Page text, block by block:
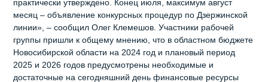
практически утверждено. Конец июля, максимум август
месяц – объявление конкурсных процедур по Дзержинской
линии», – сообщил Олег Клемешов. Участники рабочей
группы пришли к общему мнению, что в областном бюджете
Новосибирской области на 2024 год и плановый период
2025 и 2026 годов предусмотрены необходимые и
достаточные на сегодняшний день финансовые ресурсы